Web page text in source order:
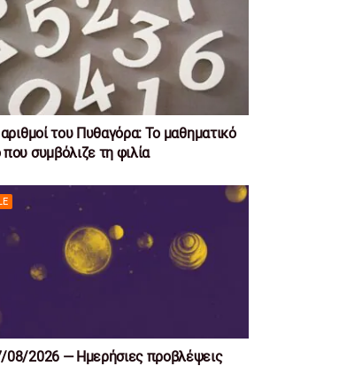
αριθμοί του Πυθαγόρα: Το μαθηματικό
που συμβόλιζε τη φιλία
08/2026 — Ημερήσιες προβλέψεις